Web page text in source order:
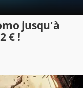
jusqu'à
€ !